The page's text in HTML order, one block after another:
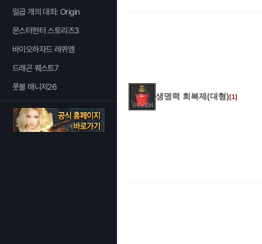
일곱 개의 대죄: Origin
몬스터헌터 스토리즈3
바이오하자드 레퀴엠
드래곤 퀘스트7
풋볼 매니저26
생명력 회복제(대형)[1]